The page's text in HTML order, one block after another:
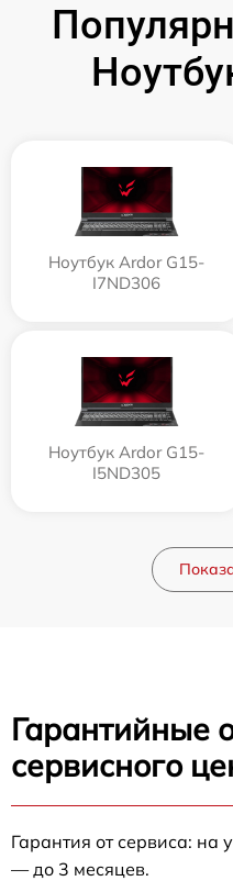
Ноутбук Ardor G15-
I7ND306
Ноутбук Ardor G15-
I5ND305
Гарантийные
сервисного
Гарантия от сервиса: на
— до 3 месяцев.